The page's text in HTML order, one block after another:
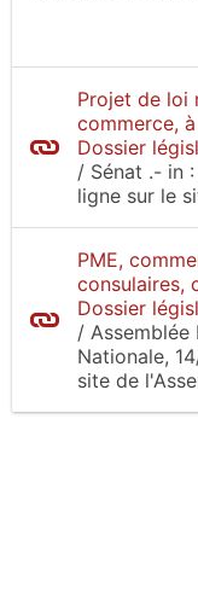
Projet de loi
commerce,
Dossier
/ Sénat .- in :
ligne sur le
PME,
consulaires,
Dossier
/ Assemblée
Nationale,
site de